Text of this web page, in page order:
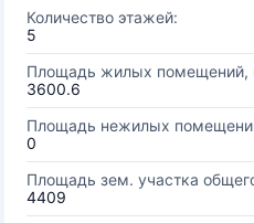
Количество этажей:
5
Площадь жилых помещений,
3600.6
Площадь нежилых
0
Площадь зем. участка
4409